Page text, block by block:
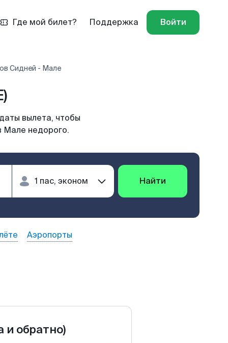
Где мой билет? Поддержка Войти
Сидней - Мале
вылета, чтобы
Мале недорого.
Найти
Аэропорты
и обратно)